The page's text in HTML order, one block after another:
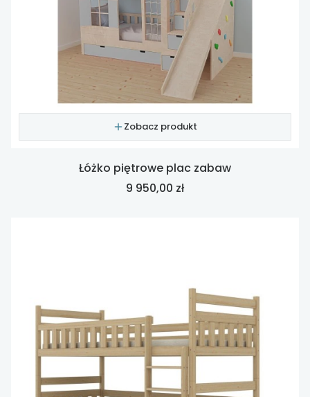
Zobacz produkt
Łóżko piętrowe plac zabaw
Cena
9 950,00 zł